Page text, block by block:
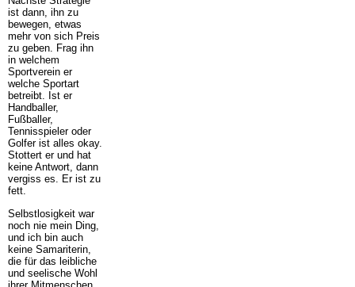
ist dann, ihn zu
bewegen, etwas
mehr von sich Preis
zu geben. Frag ihn
in welchem
Sportverein er
welche Sportart
betreibt. Ist er
Handballer,
Fußballer,
Tennisspieler oder
Golfer ist alles okay.
Stottert er und hat
keine Antwort, dann
vergiss es. Er ist zu
fett.
Selbstlosigkeit war
noch nie mein Ding,
und ich bin auch
keine Samariterin,
die für das leibliche
und seelische Wohl